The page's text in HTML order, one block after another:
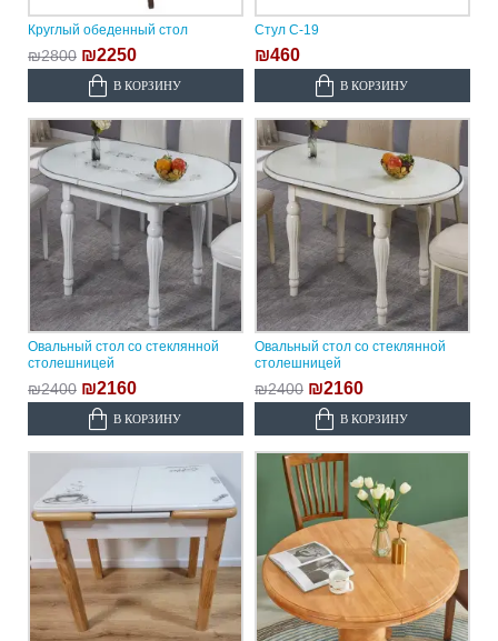
Круглый обеденный стол
₪2800 ₪2250
В КОРЗИНУ
Стул C-19
₪460
В КОРЗИНУ
Овальный стол со стеклянной
столешницей
₪2400 ₪2160
В КОРЗИНУ
Овальный стол со стеклянной
столешницей
₪2400 ₪2160
В КОРЗИНУ